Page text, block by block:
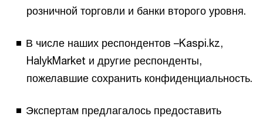
розничной торговли и банки второго уровня.
В числе наших респондентов –Kaspi.kz,
HalykMarket и другие респонденты,
пожелавшие сохранить конфиденциальность.
Экспертам предлагалось предоставить